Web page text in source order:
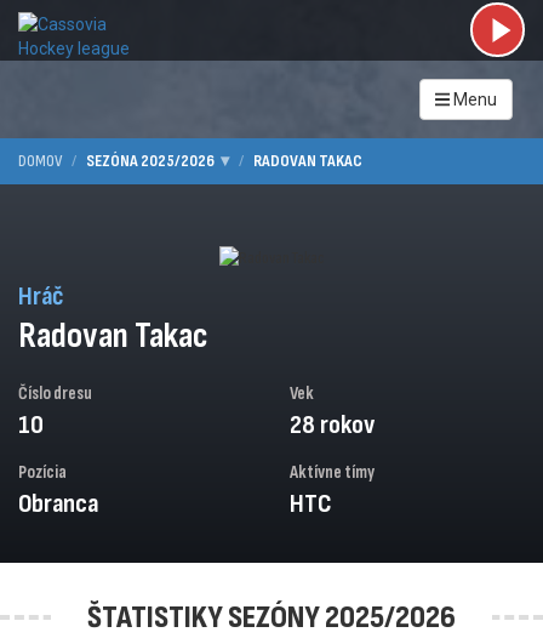
Menu
DOMOV SEZÓNA 2025/2026 RADOVAN TAKAC
Hráč
Radovan Takac
Číslo dresu
10
Vek
28 rokov
Pozícia
Obranca
Aktívne tímy
HTC
ŠTATISTIKY SEZÓNY 2025/2026